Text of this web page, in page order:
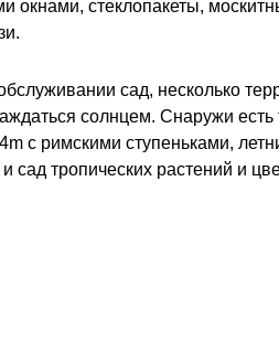
окнами, стеклопакеты,
сад, несколько
солнцем. Снаружи
с римскими ступеньками,
сад тропических растений и